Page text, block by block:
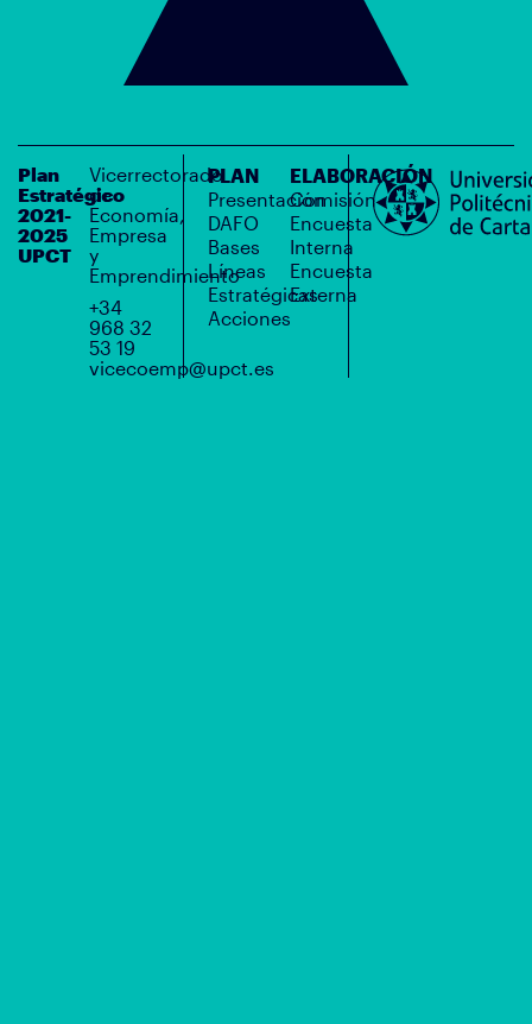
Plan
Estratégico
2021-
2025
UPCT
Vicerrectorado
de
Economía,
Empresa
y
Emprendimiento
+34
968 32
53 19
vicecoemp@upct.es
PLAN
Presentación
DAFO
Bases
Líneas
Estratégicas
Acciones
ELABORACIÓN
Comisión
Encuesta
Interna
Encuesta
Externa